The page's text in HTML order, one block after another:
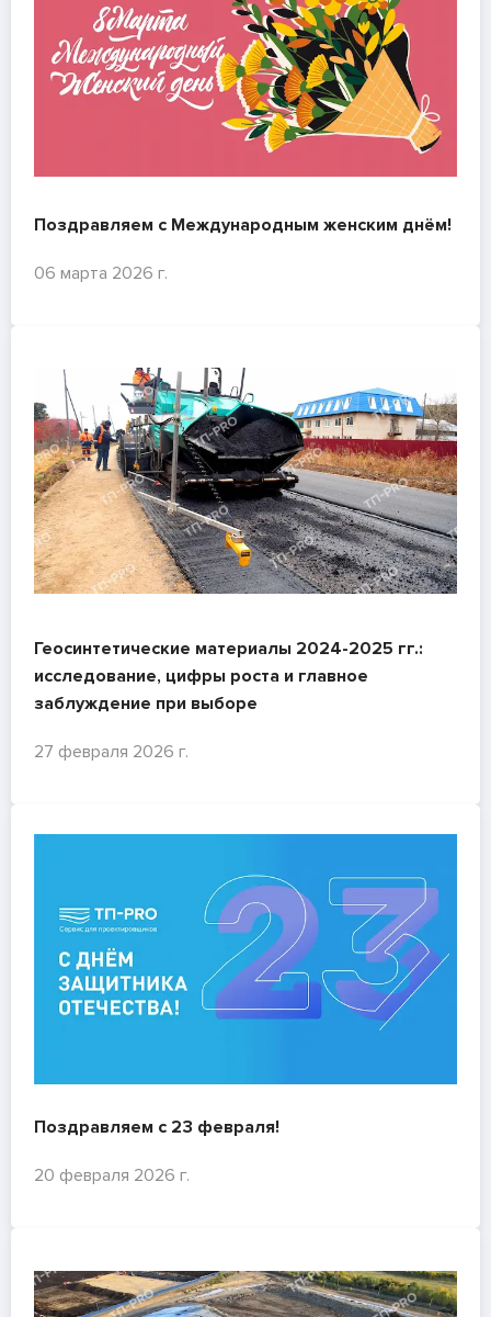
Поздравляем с Международным женским днём!
06 марта 2026 г.
Геосинтетические материалы 2024-2025 гг.:
исследование, цифры роста и главное
заблуждение при выборе
27 февраля 2026 г.
Поздравляем с 23 февраля!
20 февраля 2026 г.